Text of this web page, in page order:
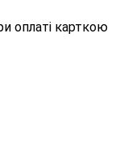
оплаті карткою